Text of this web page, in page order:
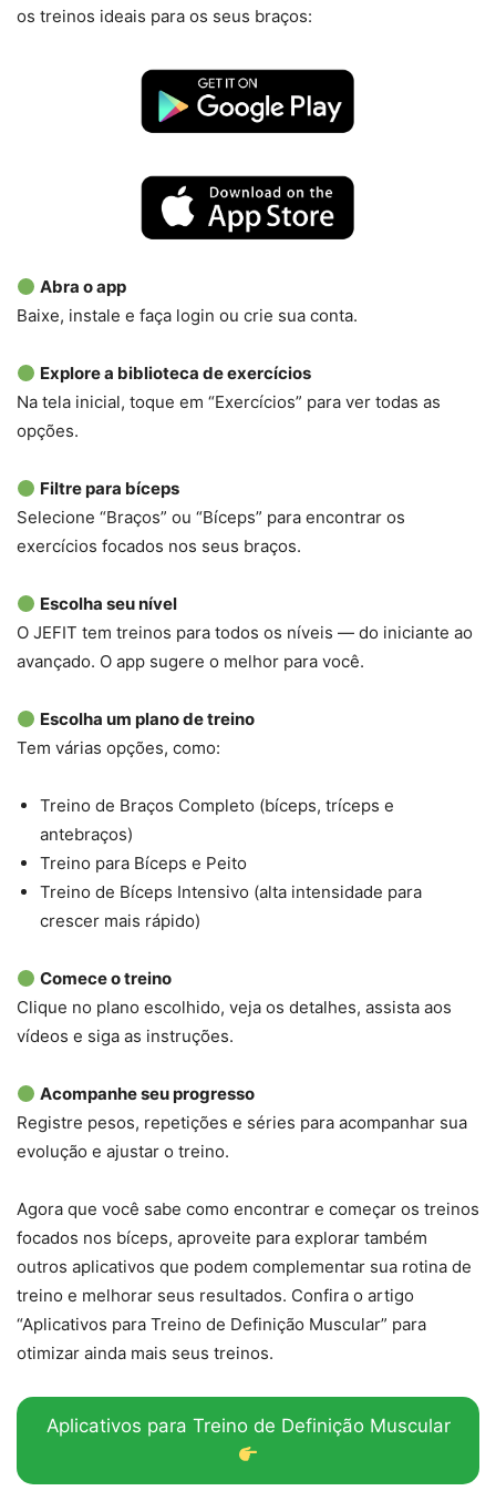
os treinos ideais para os seus braços:
Abra o app
Baixe, instale e faça login ou crie sua conta.
Explore a biblioteca de exercícios
Na tela inicial, toque em “Exercícios” para ver todas as
opções.
Filtre para bíceps
Selecione “Braços” ou “Bíceps” para encontrar os
exercícios focados nos seus braços.
Escolha seu nível
O JEFIT tem treinos para todos os níveis — do iniciante ao
avançado. O app sugere o melhor para você.
Escolha um plano de treino
Tem várias opções, como:
Treino de Braços Completo (bíceps, tríceps e
antebraços)
Treino para Bíceps e Peito
Treino de Bíceps Intensivo (alta intensidade para
crescer mais rápido)
Comece o treino
Clique no plano escolhido, veja os detalhes, assista aos
vídeos e siga as instruções.
Acompanhe seu progresso
Registre pesos, repetições e séries para acompanhar sua
evolução e ajustar o treino.
Agora que você sabe como encontrar e começar os treinos
focados nos bíceps, aproveite para explorar também
outros aplicativos que podem complementar sua rotina de
treino e melhorar seus resultados. Confira o artigo
“Aplicativos para Treino de Definição Muscular” para
otimizar ainda mais seus treinos.
Aplicativos para Treino de Definição Muscular